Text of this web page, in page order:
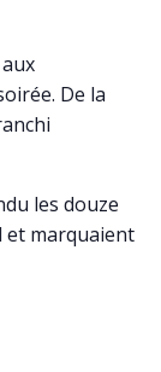
De la
les douze
et marquaient